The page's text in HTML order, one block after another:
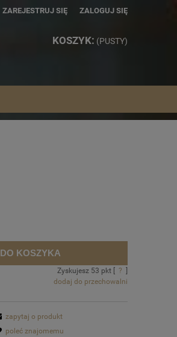
ZAREJESTRUJ SIĘ ZALOGUJ SIĘ
KOSZYK: (PUSTY)
DO KOSZYKA
Zyskujesz 53 pkt [ ?
dodaj do przechowalni
zapytaj o produkt
poleć znajomemu